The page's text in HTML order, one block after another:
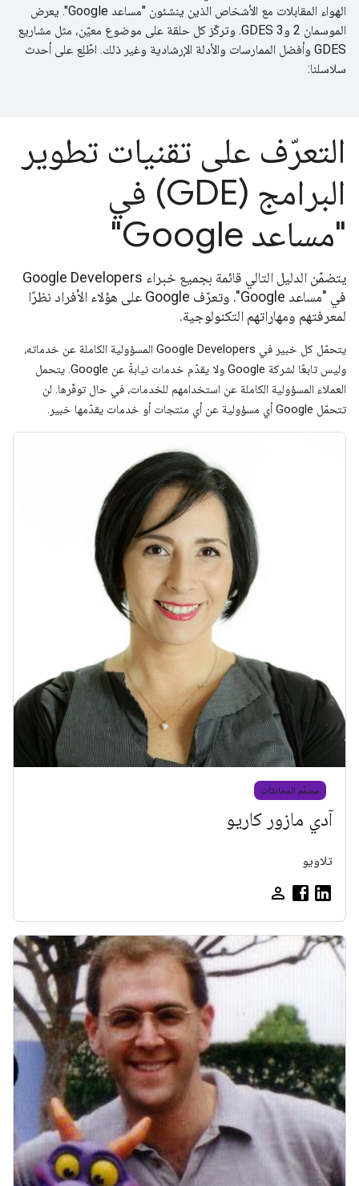
الهواء المقابلات مع الأشخاص الذين ينشئون "مساعد Google". يعرض
الموسمان 2 و3 GDES. وتركّز كل حلقة على موضوع معيّن، مثل مشاريع
GDES وأفضل الممارسات والأدلة الإرشادية وغير ذلك. اطّلِع على أحدث
سلاسلنا:
التعرّف على تقنيات تطوير
البرامج (GDE) في
"مساعد Google"
يتضمّن الدليل التالي قائمة بجميع خبراء Google Developers
في "مساعد Google". وتعرّف Google على هؤلاء الأفراد نظرًا
لمعرفتهم ومهاراتهم التكنولوجية.
يتحمّل كل خبير في Google Developers المسؤولية الكاملة عن خدماته،
وليس تابعًا لشركة Google ولا يقدّم خدمات نيابةً عن Google. يتحمل
العملاء المسؤولية الكاملة عن استخدامهم للخدمات، في حال توفّرها. لن
تتحمّل Google أي مسؤولية عن أي منتجات أو خدمات يقدّمها خبير.
مصمِّم المحادثات
آدي مازور كاريو
تلاویو